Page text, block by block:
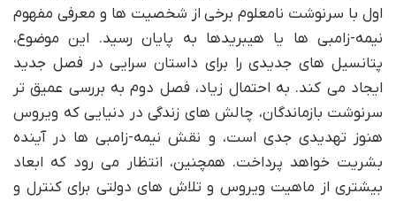
اول با سرنوشت نامعلوم برخی از شخصیت ها و معرفی مفهوم
نیمه-زامبی ها یا هیبریدها به پایان رسید. این موضوع،
پتانسیل های جدیدی را برای داستان سرایی در فصل جدید
ایجاد می کند. به احتمال زیاد، فصل دوم به بررسی عمیق تر
سرنوشت بازماندگان، چالش های زندگی در دنیایی که ویروس
هنوز تهدیدی جدی است، و نقش نیمه-زامبی ها در آینده
بشریت خواهد پرداخت. همچنین، انتظار می رود که ابعاد
بیشتری از ماهیت ویروس و تلاش های دولتی برای کنترل و